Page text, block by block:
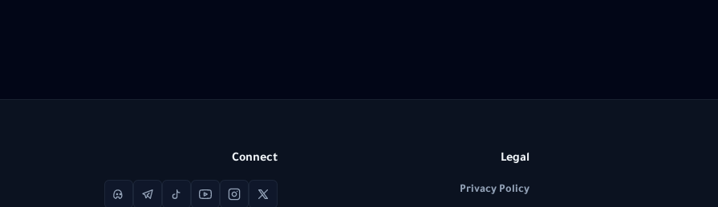
Legal
Privacy Policy
Connect